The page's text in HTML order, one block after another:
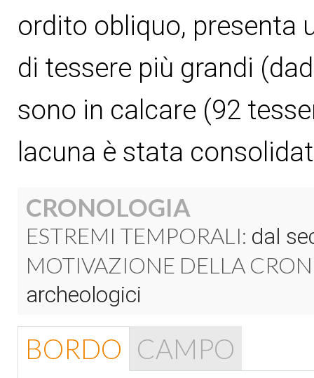
ordito obliquo, presenta
di tessere più grandi
sono in calcare (92
lacuna è stata
CRONOLOGIA
ESTREMI TEMPORALI: dal
MOTIVAZIONE DELLA
archeologici
BORDO CAMPO